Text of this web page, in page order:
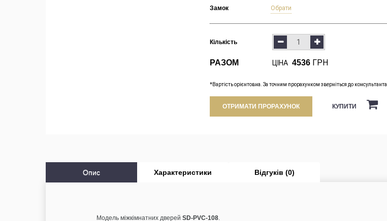
Замок Обрати
Кількість
РАЗОМ ЦІНА 4536 ГРН
*Вартість орієнтовна. За точним прорахунком зверніться до консультанта
ОТРИМАТИ ПРОРАХУНОК КУПИТИ
Опис Характеристики Відгуків (0)
Модель міжкімнатних дверей SD-PVC-108.